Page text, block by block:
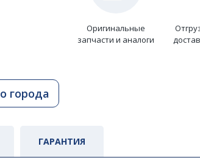
Оригинальные
запчасти и аналоги
города
ГАРАНТИЯ